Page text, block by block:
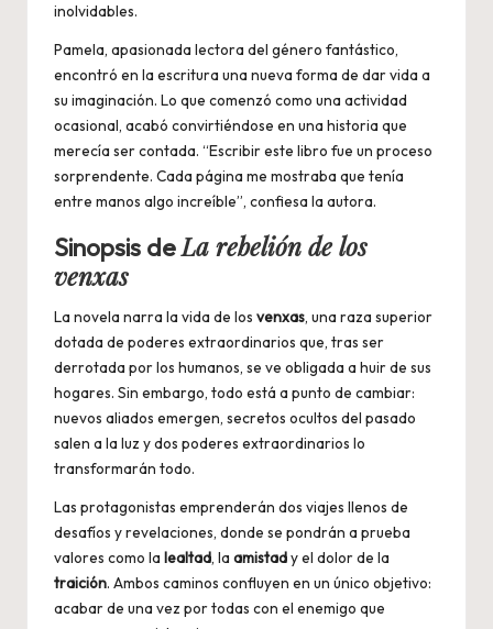
inolvidables.
Pamela, apasionada lectora del género fantástico,
encontró en la escritura una nueva forma de dar vida a
su imaginación. Lo que comenzó como una actividad
ocasional, acabó convirtiéndose en una historia que
merecía ser contada. “Escribir este libro fue un proceso
sorprendente. Cada página me mostraba que tenía
entre manos algo increíble”, confiesa la autora.
Sinopsis deLa rebelión de los
venxas
La novela narra la vida de los venxas, una raza superior
dotada de poderes extraordinarios que, tras ser
derrotada por los humanos, se ve obligada a huir de sus
hogares. Sin embargo, todo está a punto de cambiar:
nuevos aliados emergen, secretos ocultos del pasado
salen a la luz y dos poderes extraordinarios lo
transformarán todo.
Las protagonistas emprenderán dos viajes llenos de
desafíos y revelaciones, donde se pondrán a prueba
valores como la lealtad, la amistady el dolor de la
traición. Ambos caminos confluyen en un único objetivo:
acabar de una vez por todas con el enemigo que